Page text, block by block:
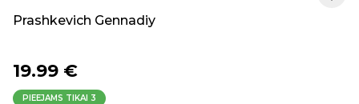
Prashkevich Gennadiy
19.99 €
PIEEJAMS TIKAI 3